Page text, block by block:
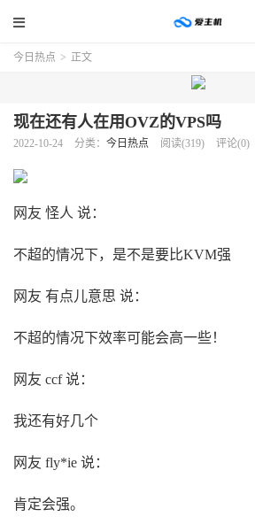
今日热点 > 正文
现在还有人在用OVZ的VPS吗
2022-10-24 分类： 今日热点 阅读(319) 评论(0)
网友 怪人 说：
不超的情况下，是不是要比KVM强
网友 有点儿意思 说：
不超的情况下效率可能会高一些！
网友 ccf 说：
我还有好几个
网友 fly*ie 说：
肯定会强。